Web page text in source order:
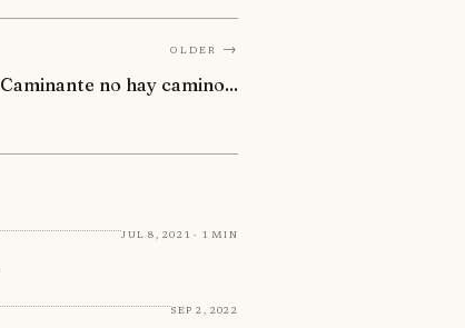
Older →
Caminante no hay camino...
Jul 8, 2021 · 1 min
Sep 2, 2022